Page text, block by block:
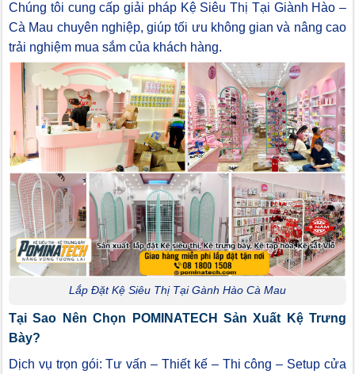
Chúng tôi cung cấp giải pháp Kệ Siêu Thị Tại Giành Hào –
Cà Mau chuyên nghiệp, giúp tối ưu không gian và nâng cao
trải nghiệm mua sắm của khách hàng.
Lắp Đặt Kệ Siêu Thị Tại Gành Hào Cà Mau
Tại Sao Nên Chọn POMINATECH Sản Xuất Kệ Trưng
Bày?
Dịch vụ trọn gói: Tư vấn – Thiết kế – Thi công – Setup cửa